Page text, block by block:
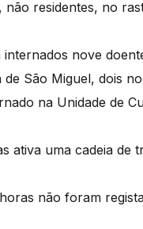
não residentes, no
nove
de São Miguel, dois
na Unidade de
ativa uma cadeia de
não foram